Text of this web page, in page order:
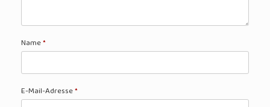
Name*
E-Mail-Adresse*